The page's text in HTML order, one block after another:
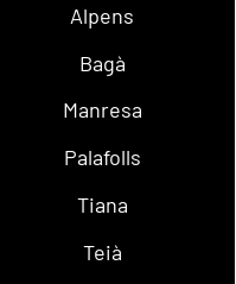
Alpens
Bagà
Manresa
Palafolls
Tiana
Teià